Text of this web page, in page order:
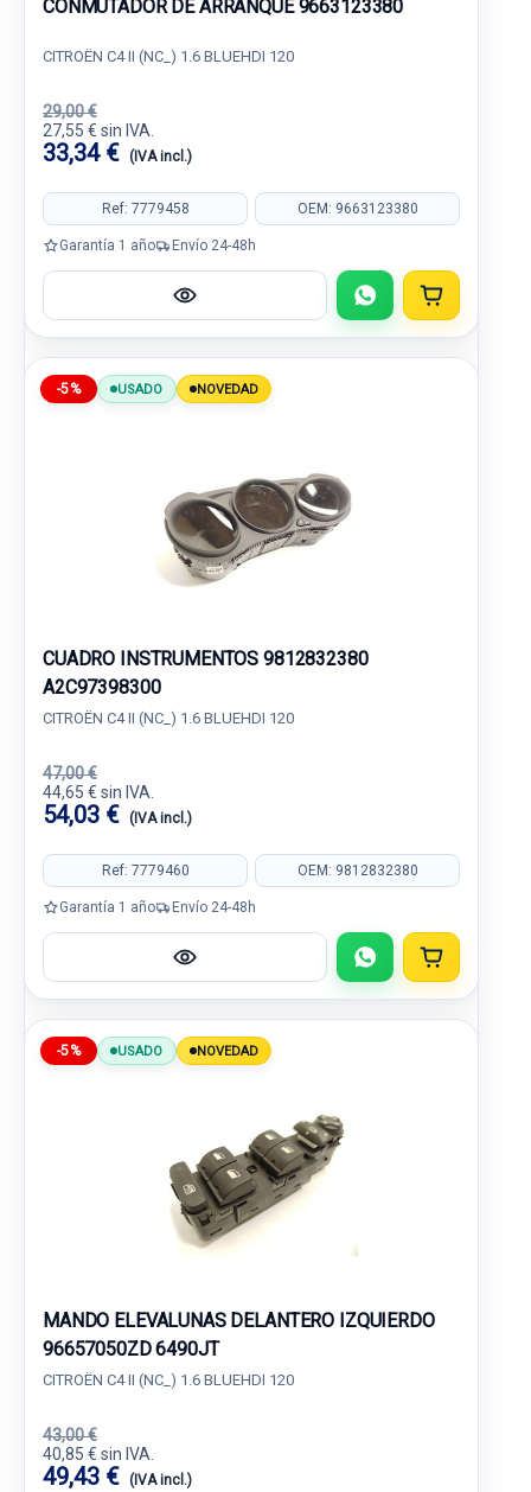
CONMUTADOR DE ARRANQUE 9663123380
CITROËN C4 II (NC_) 1.6 BLUEHDI 120
29,00 €
27,55 € sin IVA.
33,34 € (IVA incl.)
Ref: 7779458 OEM: 9663123380
Garantía 1 año Envío 24-48h
-5% USADO NOVEDAD
CUADRO INSTRUMENTOS 9812832380
A2C97398300
CITROËN C4 II (NC_) 1.6 BLUEHDI 120
47,00 €
44,65 € sin IVA.
54,03 € (IVA incl.)
Ref: 7779460 OEM: 9812832380
Garantía 1 año Envío 24-48h
-5% USADO NOVEDAD
MANDO ELEVALUNAS DELANTERO IZQUIERDO
96657050ZD 6490JT
CITROËN C4 II (NC_) 1.6 BLUEHDI 120
43,00 €
40,85 € sin IVA.
49,43 € (IVA incl.)